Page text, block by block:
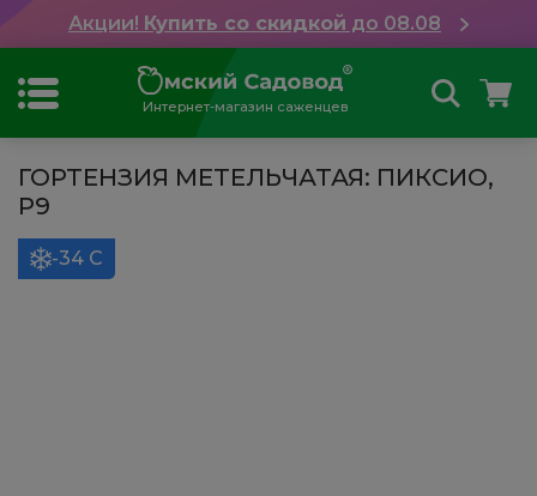
Акции! Купить со скидкой до 08.08
Интернет-магазин саженцев
ГОРТЕНЗИЯ МЕТЕЛЬЧАТАЯ: ПИКСИО,
Р9
-34 С